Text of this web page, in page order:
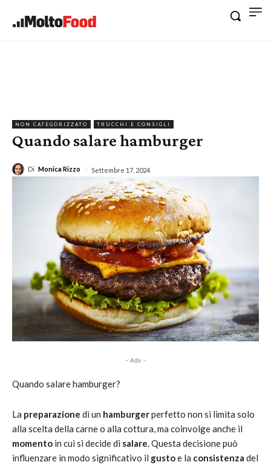
NON CATEGORIZZATO TRUCCHI E CONSIGLI
Quando salare hamburger
Di Monica Rizzo Settembre 17, 2024
- Adv -
Quando salare hamburger?
La preparazione di un hamburgerperfetto non si limita solo
alla scelta della carne o alla cottura, ma coinvolge anche il
momento in cui si decide di salare. Questa decisione può
influenzare in modo significativo il gustoe la consistenza del